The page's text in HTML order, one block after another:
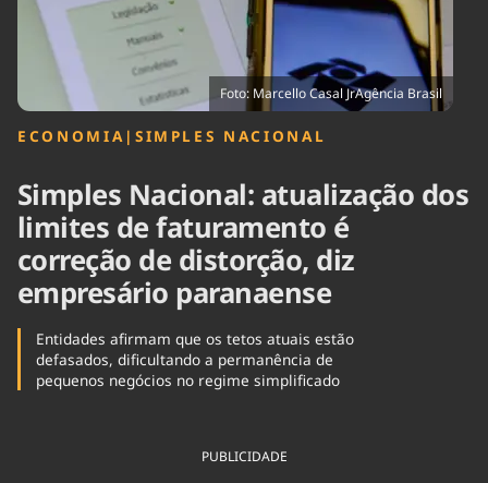
Foto: Marcello Casal JrAgência Brasil
ECONOMIA | SIMPLES NACIONAL
Simples Nacional: atualização dos
limites de faturamento é
correção de distorção, diz
empresário paranaense
Entidades afirmam que os tetos atuais estão
defasados, dificultando a permanência de
pequenos negócios no regime simplificado
PUBLICIDADE